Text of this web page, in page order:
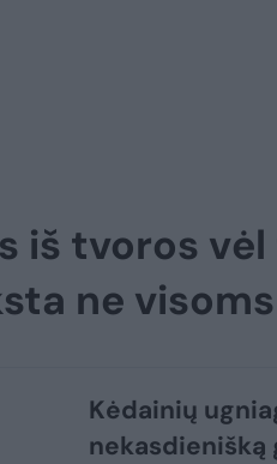
iš tvoros
ne visoms
Kėdainių